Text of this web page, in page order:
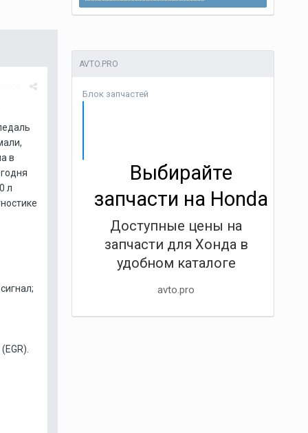
в
л
AVTO.PRO
Блок запчастей
Выбирайте
запчасти на Honda
Доступные цены на
запчасти для Хонда в
удобном каталоге
avto.pro